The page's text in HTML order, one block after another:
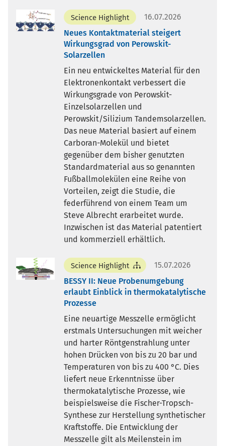
Science Highlight
16.07.2026
Neues Kontaktmaterial steigert
Wirkungsgrad von Perowskit-
Solarzellen
Ein neu entwickeltes Material für den
Elektronenkontakt verbessert die
Wirkungsgrade von Perowskit-
Einzelsolarzellen und
Perowskit/Silizium Tandemsolarzellen.
Das neue Material basiert auf einem
Carboran-Molekül und bietet
gegenüber dem bisher genutzten
Standardmaterial aus so genannten
Fußballmolekülen eine Reihe von
Vorteilen, zeigt die Studie, die
federführend von einem Team um
Steve Albrecht erarbeitet wurde.
Inzwischen ist das Material patentiert
und kommerziell erhältlich.
Science Highlight
15.07.2026
BESSY II: Neue Probenumgebung
erlaubt Einblick in thermokatalytische
Prozesse
Eine neuartige Messzelle ermöglicht
erstmals Untersuchungen mit weicher
und harter Röntgenstrahlung unter
hohen Drücken von bis zu 20 bar und
Temperaturen von bis zu 400 °C. Dies
liefert neue Erkenntnisse über
thermokatalytische Prozesse, wie
beispielsweise die Fischer-Tropsch-
Synthese zur Herstellung synthetischer
Kraftstoffe. Die Entwicklung der
Messzelle gilt als Meilenstein im